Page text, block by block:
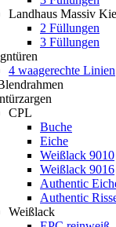
Landhaus Massiv
2 Füllungen
3 Füllungen
4 waagerechte Linien
CPL
Buche
Eiche
Weißlack 9010
Weißlack 9016
Authentic
Authentic
Weißlack